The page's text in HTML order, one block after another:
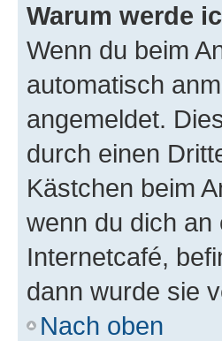
Warum werde
Wenn du beim
automatisch
angemeldet.
durch einen
Kästchen beim
wenn du dich an
Internetcafé,
dann wurde sie
Nach oben